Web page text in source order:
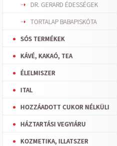
DR. GERARD ÉDESSÉGEK
TORTALAP BABAPISKÓTA
SÓS TERMÉKEK
KÁVÉ, KAKAÓ, TEA
ÉLELMISZER
ITAL
HOZZÁADOTT CUKOR NÉLKÜLI
HÁZTARTÁSI VEGYIÁRU
KOZMETIKA, ILLATSZER